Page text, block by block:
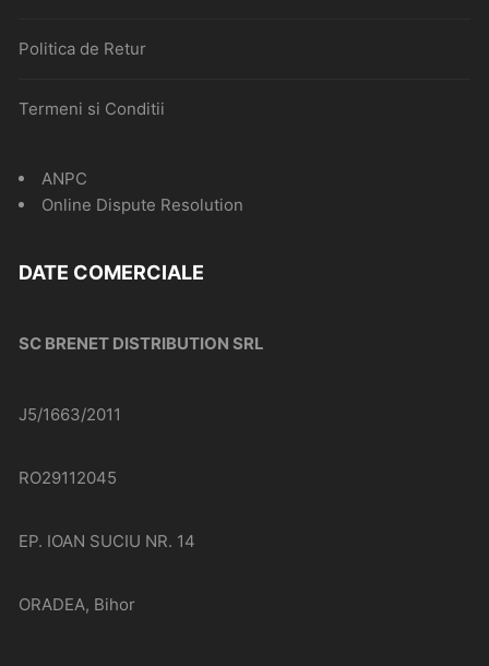
Politica de Retur
Termeni si Conditii
ANPC
Online Dispute Resolution
DATE COMERCIALE
SC BRENET DISTRIBUTION SRL
J5/1663/2011
RO29112045
EP. IOAN SUCIU NR. 14
ORADEA, Bihor